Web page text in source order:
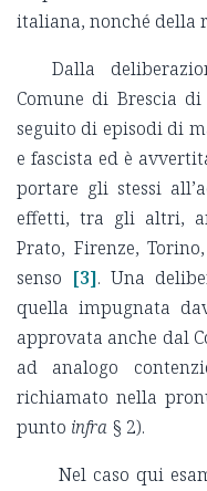
italiana, nonché
Dalla
Comune di Brescia
seguito di episodi di
e fascista ed è
portare gli stessi
effetti, tra gli altri,
Prato, Firenze,
senso [3]. Una
quella impugnata
approvata anche dal
ad analogo
richiamato nella
punto infra § 2).
Nel caso qui